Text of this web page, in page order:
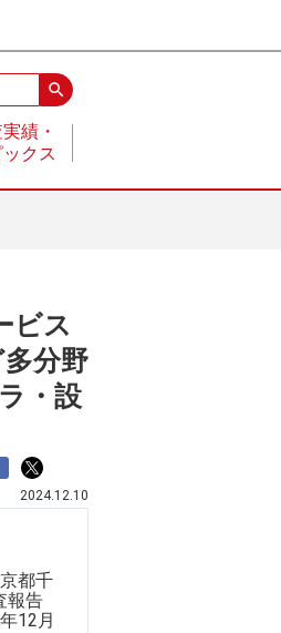
search
績・
ックス
ビス
分野
・設
2024.12.10
都千
報告
12月